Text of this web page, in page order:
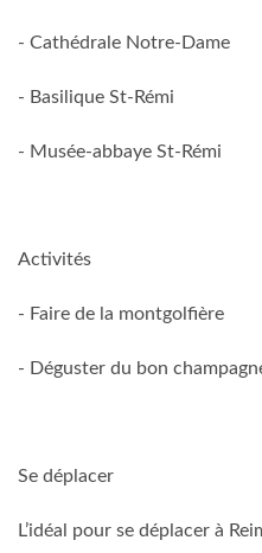
- Cathédrale Notre-Dame
- Basilique St-Rémi
- Musée-abbaye St-Rémi
Activités
- Faire de la montgolfière
- Déguster du bon
Se déplacer
L’idéal pour se déplacer à